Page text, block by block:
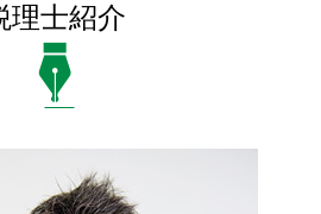
理士紹介